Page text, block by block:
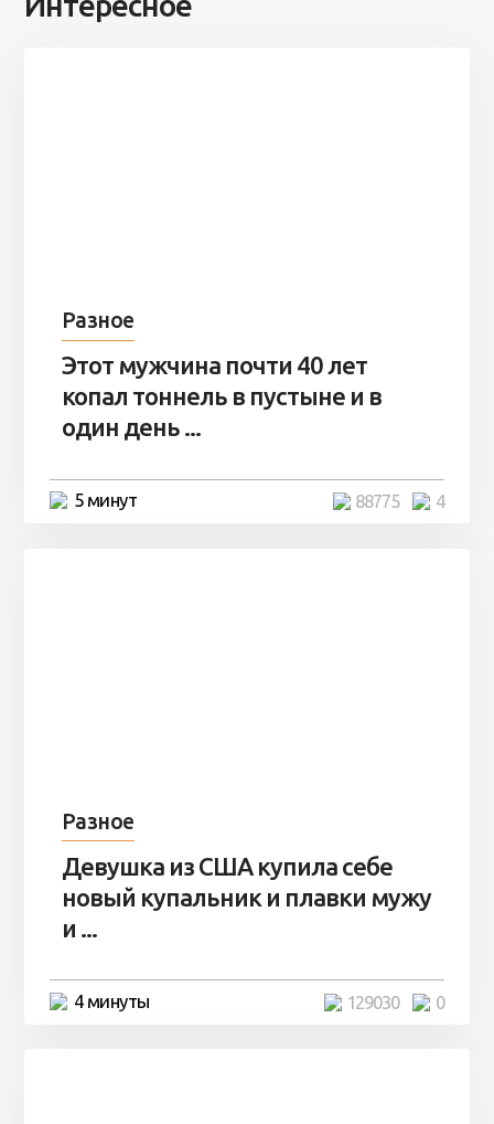
Разное
Этот мужчина почти 40 лет
копал тоннель в пустыне и в
один день ...
5 минут 4
88775
Разное
Девушка из США купила себе
новый купальник и плавки мужу
и ...
4 минуты 0
129030